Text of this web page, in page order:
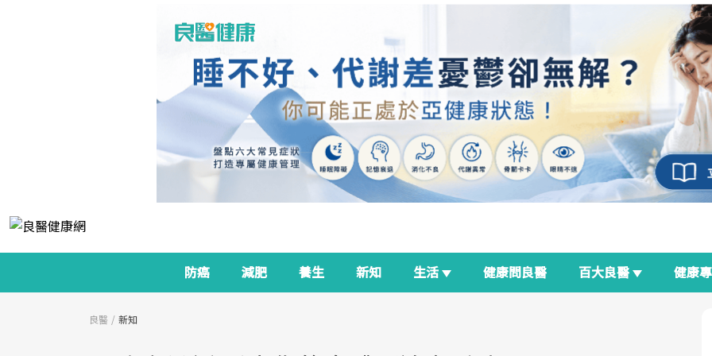
防癌 減肥 養生 新知 生活 健康問良醫 百大良醫 健康
良醫 新知